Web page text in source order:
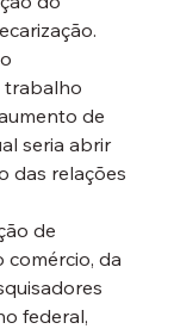
trabalho
de
seria abrir
das relações
de
da
federal,